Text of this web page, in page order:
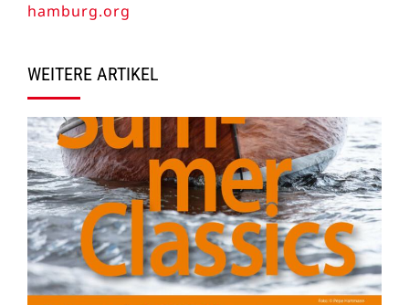
hamburg.org
WEITERE ARTIKEL